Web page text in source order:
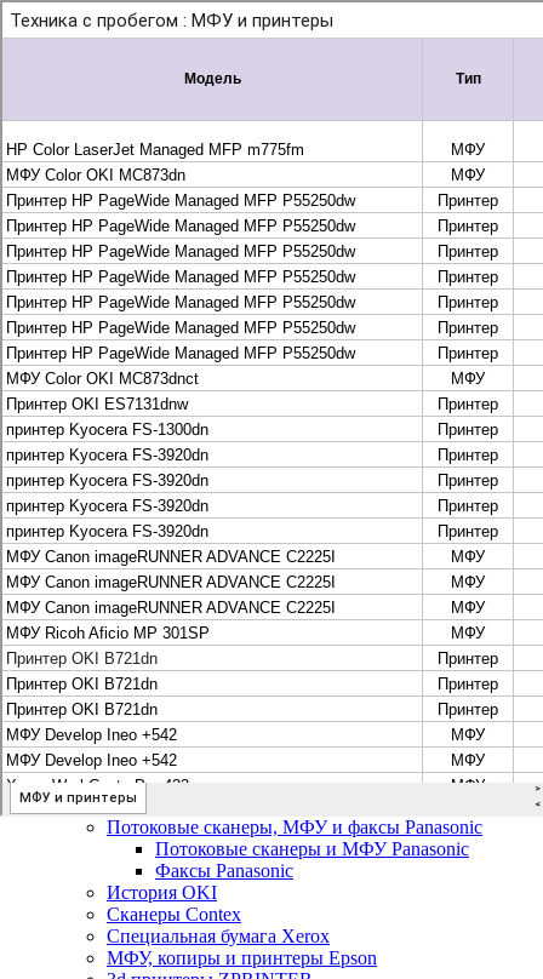
Рассчитать и заказать
Рассчитать и заказать
О компании
История Леком
Производители
Леком
Pantum
UTINET
G&G
ГК “Катюша”
Высокопроизводительные копиры DEVELOP
МФУ, копиры и принтеры KYOCERA
Принтеры и МФУ и факсы Brother
Плоттеры и МФУ Oce
Плоттеры и МФУ Oce
Цифровые системы Oce VarioPrint DP Line
МФУ, сканеры, плоттеры и принтеры Canon
Плоттеры Canon
Принтеры и МФУ Canon
Сканеры Canon
Распродажа картриджей Canon
МФУ, сканеры, плоттеры и принтеры HP
Принтеры и МФУ HP
Плоттеры hp
МФУ, копиры и принтеры OKI
МФУ, копиры и принтеры RICOH
Ремонт и продажа копировальных аппаратов
Infotec
Потоковые сканеры, МФУ и факсы Panasonic
Потоковые сканеры и МФУ Panasonic
Факсы Panasonic
История OKI
Сканеры Contex
Специальная бумага Xerox
МФУ, копиры и принтеры Epson